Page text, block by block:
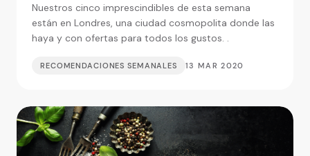
imprescindibles
Nuestros cinco imprescindibles de esta semana
están en Londres, una ciudad cosmopolita donde las
haya y con ofertas para todos los gustos. .
RECOMENDACIONES SEMANALES 13 MAR 2020